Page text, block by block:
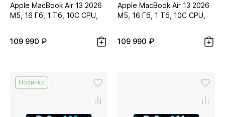
Apple MacBook Air 13 2026
M5, 16 Гб, 1 Тб, 10C CPU,
109 990 ₽
Apple MacBook Air 13 2026
M5, 16 Гб, 1 Тб, 10C CPU,
109 990 ₽
Новинка